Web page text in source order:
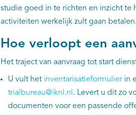
studie goed in te richten en inzicht
activiteiten werkelijk zult gaan betalen.
Hoe verloopt een
Het traject van aanvraag tot start
U vult hetinventarisatieformulierin
trialbureau@iknl.nl . Levert u dit zo
documenten voor een passende